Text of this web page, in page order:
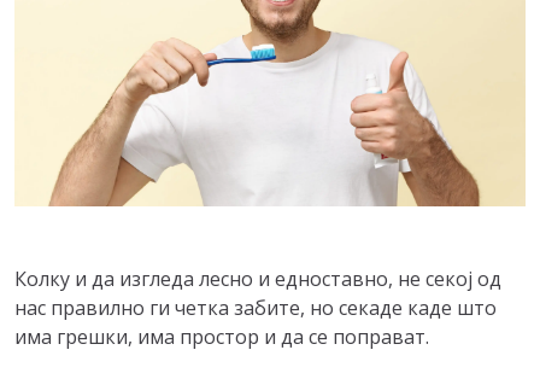
Колку и да изгледа лесно и едноставно, не секој од
нас правилно ги четка забите, но секаде каде што
има грешки, има простор и да се поправат.